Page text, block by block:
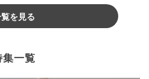
を見る
集一覧